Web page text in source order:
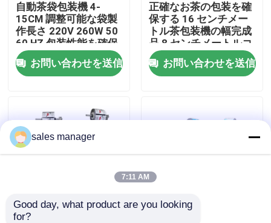
品質管理
引金 を 求め て ください
パッケージラベル付け機
自動びんのおおう機械
自動茶袋包装機 4-
15CM 調整可能な袋製
作長さ 220V 260W 50
60 HZ 包装性能を確保
する
お問い合わせを送信
正確なお茶の包装を確
保する 16 センチメー
トル茶包装機の幅完成
品 8 センチメートルコ
イルを製袋します。
お問い合わせを送信
SM-FZ-70 茶包装機
sales manager
7:11 AM
Good day, what product are you looking
for?